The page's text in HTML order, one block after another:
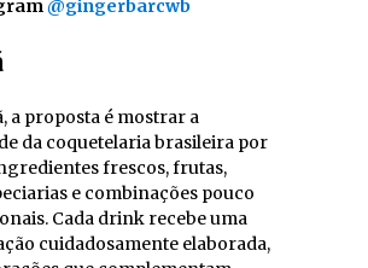
@gingerbarcwb
a proposta é mostrar a
da coquetelaria brasileira por
frescos, frutas,
e combinações pouco
Cada drink recebe uma
cuidadosamente elaborada,